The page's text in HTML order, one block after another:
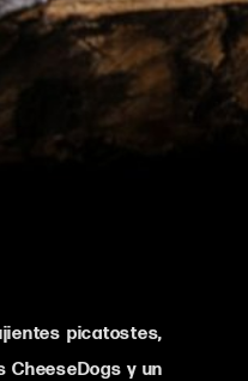
picatostes,
CheeseDogs y un